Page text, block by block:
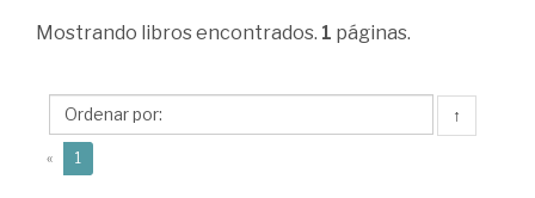
Brühne,
Mostrando libros encontrados. 1 páginas.
↑
« 1